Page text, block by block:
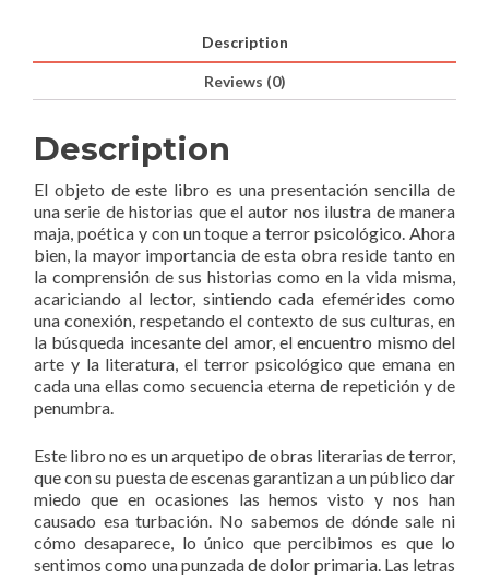
Description
Reviews (0)
Description
El objeto de este libro es una presentación sencilla de
una serie de historias que el autor nos ilustra de manera
maja, poética y con un toque a terror psicológico. Ahora
bien, la mayor importancia de esta obra reside tanto en
la comprensión de sus historias como en la vida misma,
acariciando al lector, sintiendo cada efemérides como
una conexión, respetando el contexto de sus culturas, en
la búsqueda incesante del amor, el encuentro mismo del
arte y la literatura, el terror psicológico que emana en
cada una ellas como secuencia eterna de repetición y de
penumbra.
Este libro no es un arquetipo de obras literarias de terror,
que con su puesta de escenas garantizan a un público dar
miedo que en ocasiones las hemos visto y nos han
causado esa turbación. No sabemos de dónde sale ni
cómo desaparece, lo único que percibimos es que lo
sentimos como una punzada de dolor primaria. Las letras